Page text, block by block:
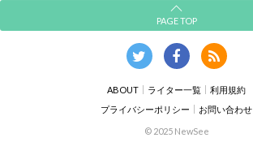
PAGE TOP
ABOUT ライター一覧
利用規約
プライバシーポリシー
お問い合わせ
© 2025 NewSee